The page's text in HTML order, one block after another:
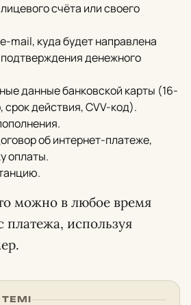
счёта или своего
mail, куда будет направлена
денежного
данные банковской карты (16-
действия, CVV-код).
об интернет-платеже,
оплаты.
можно в любое время
платежа, используя